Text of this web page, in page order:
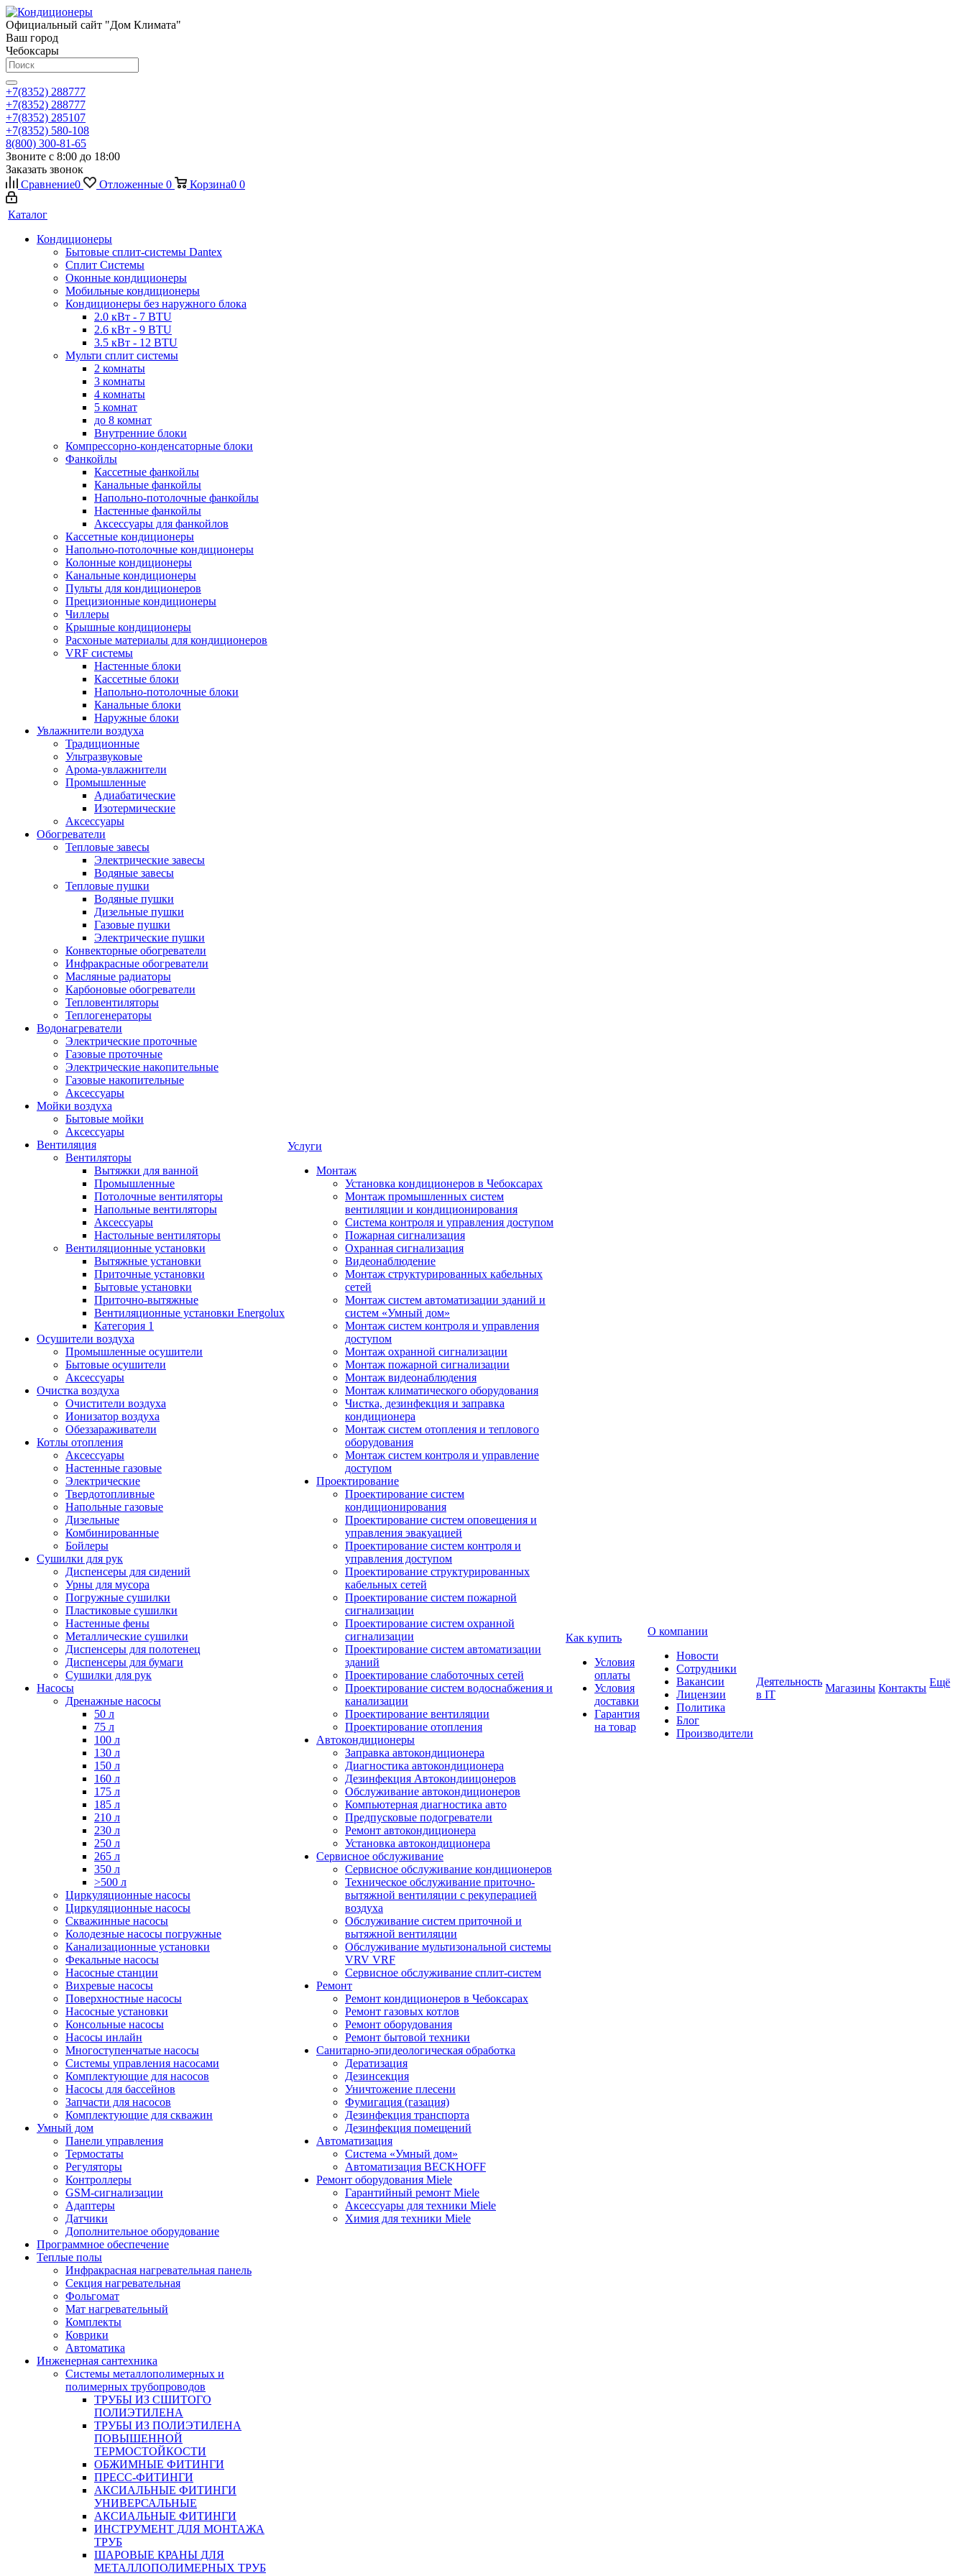
Официальный сайт "Дом Климата"
Ваш город
Чебоксары
+7(8352) 288777
+7(8352) 288777
+7(8352) 285107
+7(8352) 580-108
8(800) 300-81-65
Звоните с 8:00 до 18:00
Заказать звонок
Сравнение0 Отложенные 0 Корзина0 0
Каталог
Кондиционеры
Бытовые сплит-системы Dantex
Сплит Системы
Оконные кондиционеры
Мобильные кондиционеры
Кондиционеры без наружного блока
2.0 кВт - 7 BTU
2.6 кВт - 9 BTU
3.5 кВт - 12 BTU
Мульти сплит системы
2 комнаты
3 комнаты
4 комнаты
5 комнат
до 8 комнат
Внутренние блоки
Компрессорно-конденсаторные блоки
Фанкойлы
Кассетные фанкойлы
Канальные фанкойлы
Напольно-потолочные фанкойлы
Настенные фанкойлы
Аксессуары для фанкойлов
Кассетные кондиционеры
Напольно-потолочные кондиционеры
Колонные кондиционеры
Канальные кондиционеры
Пульты для кондиционеров
Прецизионные кондиционеры
Чиллеры
Крышные кондиционеры
Расхоные материалы для кондиционеров
VRF системы
Настенные блоки
Кассетные блоки
Напольно-потолочные блоки
Канальные блоки
Наружные блоки
Увлажнители воздуха
Традиционные
Ультразвуковые
Арома-увлажнители
Промышленныe
Адиабатические
Изотермические
Аксессуары
Обогреватели
Тепловые завесы
Электрические завесы
Водяные завесы
Тепловые пушки
Водяные пушки
Дизельные пушки
Газовые пушки
Электрические пушки
Конвекторные обогреватели
Инфракрасные обогреватели
Масляные радиаторы
Карбоновые обогреватели
Тепловентиляторы
Теплогенераторы
Водонагреватели
Электрические проточные
Газовые проточные
Электрические накопительные
Газовые накопительные
Аксессуары
Мойки воздуха
Бытовые мойки
Аксессуары
Вентиляция
Вентиляторы
Вытяжки для ванной
Промышленные
Потолочные вентиляторы
Напольные вентиляторы
Аксессуары
Настольные вентиляторы
Вентиляционные установки
Вытяжные установки
Приточные установки
Бытовые установки
Приточно-вытяжные
Вентиляционные установки Energolux
Категория 1
Осушители воздуха
Промышленные осушители
Бытовые осушители
Аксессуары
Очистка воздуха
Очистители воздуха
Ионизатор воздуха
Обеззараживатели
Котлы отопления
Аксессуары
Настенные газовые
Электрические
Твердотопливные
Напольные газовые
Дизельные
Комбинированные
Бойлеры
Сушилки для рук
Диспенсеры для сидений
Урны для мусора
Погружные сушилки
Пластиковые сушилки
Настенные фены
Металлические сушилки
Диспенсеры для полотенец
Диспенсеры для бумаги
Сушилки для рук
Насосы
Дренажные насосы
50 л
75 л
100 л
130 л
150 л
160 л
175 л
185 л
210 л
230 л
250 л
265 л
350 л
>500 л
Циркуляционные насосы
Циркуляционные насосы
Скважинные насосы
Колодезные насосы погружные
Канализационные установки
Фекальные насосы
Насосные станции
Вихревые насосы
Поверхностные насосы
Насосные установки
Консольные насосы
Насосы инлайн
Многоступенчатые насосы
Системы управления насосами
Комплектующие для насосов
Насосы для бассейнов
Запчасти для насосов
Комплектующие для скважин
Умный дом
Панели управления
Термостаты
Регуляторы
Контроллеры
GSM-сигнализации
Адаптеры
Датчики
Дополнительное оборудование
Программное обеспечение
Теплые полы
Инфракрасная нагревательная панель
Секция нагревательная
Фольгомат
Мат нагревательный
Комплекты
Коврики
Автоматика
Инженерная сантехника
Системы металлополимерных и
полимерных трубопроводов
ТРУБЫ ИЗ СШИТОГО
ПОЛИЭТИЛЕНА
ТРУБЫ ИЗ ПОЛИЭТИЛЕНА
ПОВЫШЕННОЙ
ТЕРМОСТОЙКОСТИ
ОБЖИМНЫЕ ФИТИНГИ
ПРЕСС-ФИТИНГИ
АКСИАЛЬНЫЕ ФИТИНГИ
УНИВЕРСАЛЬНЫЕ
АКСИАЛЬНЫЕ ФИТИНГИ
ИНСТРУМЕНТ ДЛЯ МОНТАЖА
ТРУБ
ШАРОВЫЕ КРАНЫ ДЛЯ
МЕТАЛЛОПОЛИМЕРНЫХ ТРУБ
Услуги
Монтаж
Установка кондиционеров в Чебоксарах
Монтаж промышленных систем
вентиляции и кондиционирования
Система контроля и управления доступом
Пожарная сигнализация
Охранная сигнализация
Видеонаблюдение
Монтаж структурированных кабельных
сетей
Монтаж систем автоматизации зданий и
систем «Умный дом»
Монтаж систем контроля и управления
доступом
Монтаж охранной сигнализации
Монтаж пожарной сигнализации
Монтаж видеонаблюдения
Монтаж климатического оборудования
Чистка, дезинфекция и заправка
кондиционера
Монтаж систем отопления и теплового
оборудования
Монтаж систем контроля и управление
доступом
Проектирование
Проектирование систем
кондиционирования
Проектирование систем оповещения и
управления эвакуацией
Проектирование систем контроля и
управления доступом
Проектирование структурированных
кабельных сетей
Проектирование систем пожарной
сигнализации
Проектирование систем охранной
сигнализации
Проектирование систем автоматизации
зданий
Проектирование слаботочных сетей
Проектирование систем водоснабжения и
канализации
Проектирование вентиляции
Проектирование отопления
Автокондиционеры
Заправка автокондиционера
Диагностика автокондиционера
Дезинфекция Автокондиицонеров
Обслуживание автокондиционеров
Компьютерная диагностика авто
Предпусковые подогреватели
Ремонт автокондиционера
Установка автокондиционера
Сервисное обслуживание
Сервисное обслуживание кондиционеров
Техническое обслуживание приточно-
вытяжной вентиляции с рекуперацией
воздуха
Обслуживание систем приточной и
вытяжной вентиляции
Обслуживание мультизональной системы
VRV VRF
Сервисное обслуживание сплит-систем
Ремонт
Ремонт кондиционеров в Чебоксарах
Ремонт газовых котлов
Ремонт оборудования
Ремонт бытовой техники
Санитарно-эпидеологическая обработка
Дератизация
Дезинсекция
Уничтожение плесени
Фумигация (газация)
Дезинфекция транспорта
Дезинфекция помещений
Автоматизация
Система «Умный дом»
Автоматизация BECKHOFF
Ремонт оборудования Miele
Гарантийный ремонт Miele
Аксессуары для техники Miele
Химия для техники Miele
Как купить
Условия
оплаты
Условия
доставки
Гарантия
на товар
О компании
Новости
Сотрудники
Вакансии
Лицензии
Политика
Блог
Производители
Деятельность
в IT
Магазины Контакты Ещё